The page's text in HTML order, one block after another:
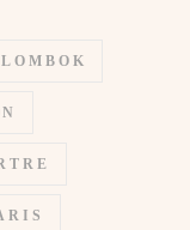
LOMBOK